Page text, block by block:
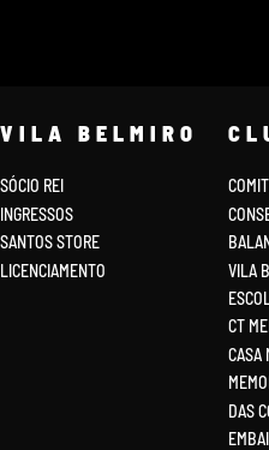
VILA BELMIRO
SÓCIO REI
INGRESSOS
SANTOS STORE
LICENCIAMENTO
VILA
CT
CASA
DAS